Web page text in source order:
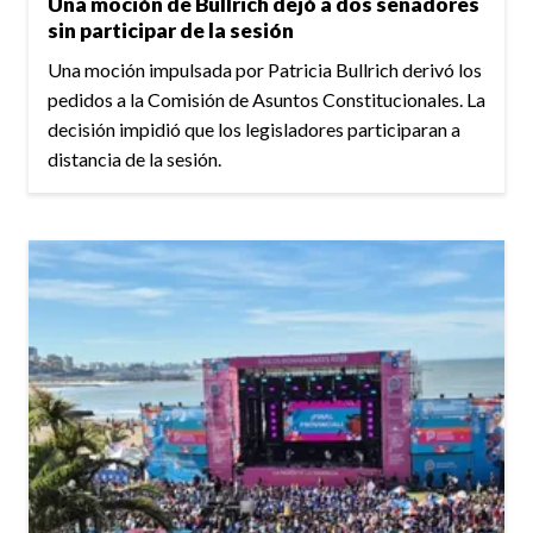
sin participar de la sesión
Una moción impulsada por Patricia Bullrich derivó los
pedidos a la Comisión de Asuntos Constitucionales. La
decisión impidió que los legisladores participaran a
distancia de la sesión.